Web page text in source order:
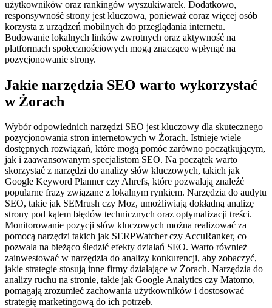
użytkowników oraz rankingów wyszukiwarek. Dodatkowo,
responsywność strony jest kluczowa, ponieważ coraz więcej osób
korzysta z urządzeń mobilnych do przeglądania internetu.
Budowanie lokalnych linków zwrotnych oraz aktywność na
platformach społecznościowych mogą znacząco wpłynąć na
pozycjonowanie strony.
Jakie narzędzia SEO warto wykorzystać
w Żorach
Wybór odpowiednich narzędzi SEO jest kluczowy dla skutecznego
pozycjonowania stron internetowych w Żorach. Istnieje wiele
dostępnych rozwiązań, które mogą pomóc zarówno początkującym,
jak i zaawansowanym specjalistom SEO. Na początek warto
skorzystać z narzędzi do analizy słów kluczowych, takich jak
Google Keyword Planner czy Ahrefs, które pozwalają znaleźć
popularne frazy związane z lokalnym rynkiem. Narzędzia do audytu
SEO, takie jak SEMrush czy Moz, umożliwiają dokładną analizę
strony pod kątem błędów technicznych oraz optymalizacji treści.
Monitorowanie pozycji słów kluczowych można realizować za
pomocą narzędzi takich jak SERPWatcher czy AccuRanker, co
pozwala na bieżąco śledzić efekty działań SEO. Warto również
zainwestować w narzędzia do analizy konkurencji, aby zobaczyć,
jakie strategie stosują inne firmy działające w Żorach. Narzędzia do
analizy ruchu na stronie, takie jak Google Analytics czy Matomo,
pomagają zrozumieć zachowania użytkowników i dostosować
strategię marketingową do ich potrzeb.